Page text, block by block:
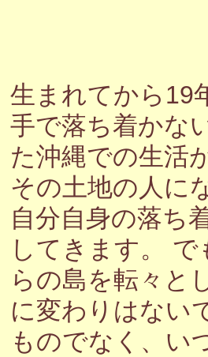
生まれてから19
手で落ち着かな
た沖縄での生活
その土地の人に
自分自身の落ち
してきます。
らの島を転々と
に変わりはない
ものでなく、い